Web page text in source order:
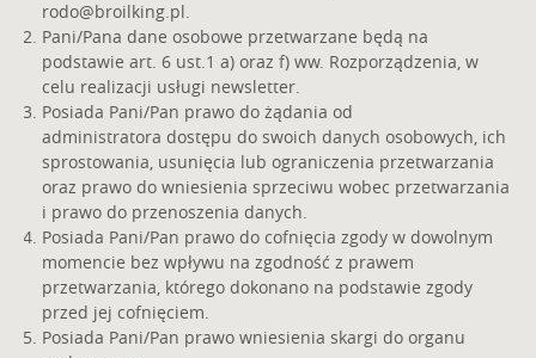
rodo@broilking.pl.
Pani/Pana dane osobowe przetwarzane będą na
podstawie art. 6 ust.1 a) oraz f) ww. Rozporządzenia, w
celu realizacji usługi newsletter.
Posiada Pani/Pan prawo do żądania od
administratora dostępu do swoich danych osobowych, ich
sprostowania, usunięcia lub ograniczenia przetwarzania
oraz prawo do wniesienia sprzeciwu wobec przetwarzania
i prawo do przenoszenia danych.
Posiada Pani/Pan prawo do cofnięcia zgody w dowolnym
momencie bez wpływu na zgodność z prawem
przetwarzania, którego dokonano na podstawie zgody
przed jej cofnięciem.
Posiada Pani/Pan prawo wniesienia skargi do organu